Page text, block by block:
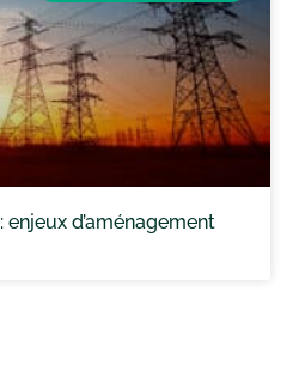
enjeux d’aménagement